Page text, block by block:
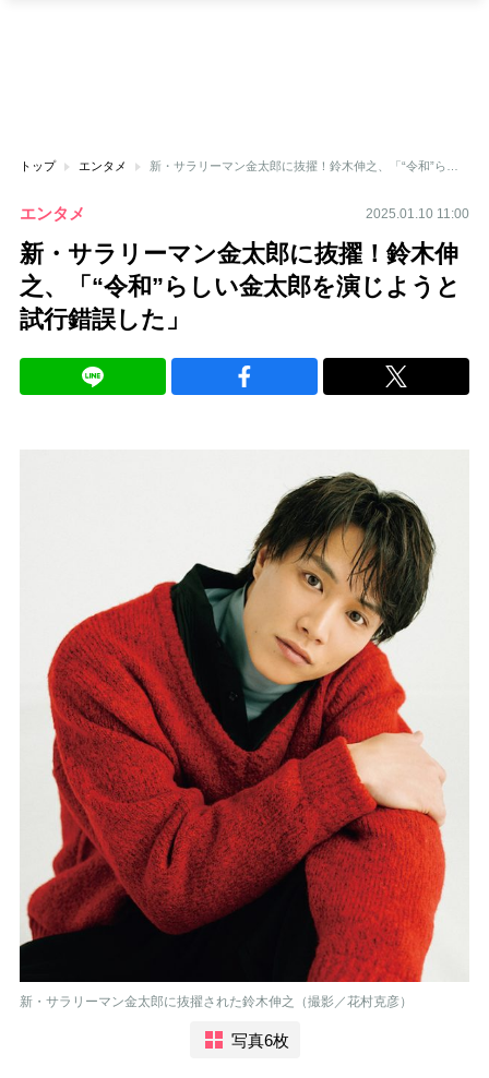
トップ エンタメ
エンタメ 2025.01.10 11:00
新・サラリーマン金太郎に抜擢！鈴木伸
之、「“令和”らしい金太郎を演じようと
試行錯誤した」
新・サラリーマン金太郎に抜擢された鈴木伸之（撮影／花村克彦）
写真6枚